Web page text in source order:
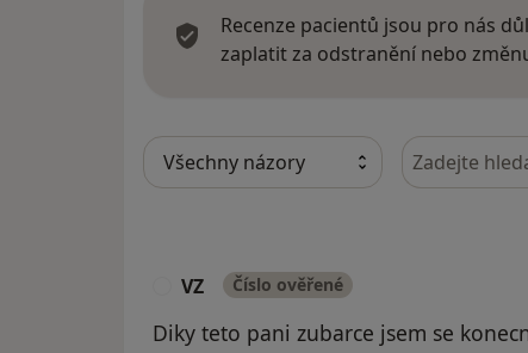
Recenze pacientů jsou pro nás
zaplatit za odstranění nebo
Hledejte v
VZ Číslo ověřené
Diky teto pani zubarce jsem se